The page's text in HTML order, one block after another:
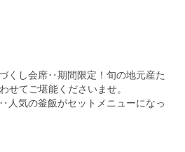
し会席‥期間限定！旬の地元産た
せてご堪能くださいませ。
気の釜飯がセットメニューになっ